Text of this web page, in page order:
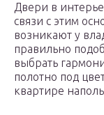
Двери в
связи с этим
возникают у
правильно
выбрать
полотно под
квартире